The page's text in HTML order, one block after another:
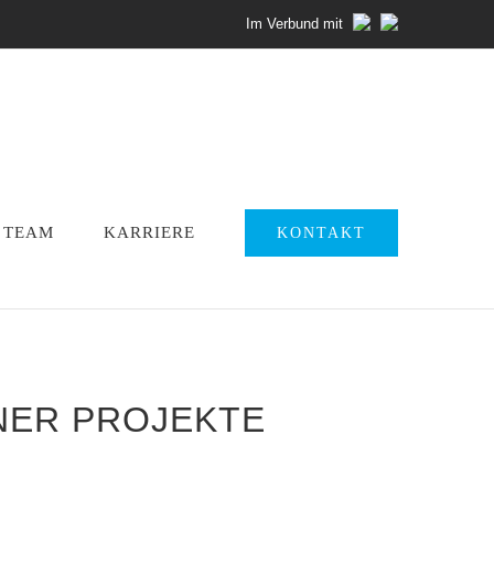
Im Verbund mit
TEAM KARRIERE KONTAKT
PROJEKTE